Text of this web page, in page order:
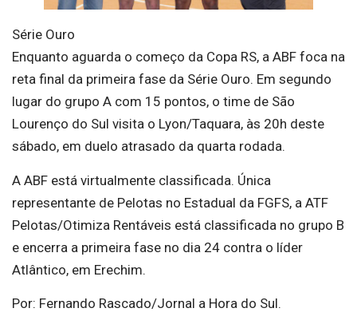
Série Ouro
Enquanto aguarda o começo da Copa RS, a ABF foca na
reta final da primeira fase da Série Ouro. Em segundo
lugar do grupo A com 15 pontos, o time de São
Lourenço do Sul visita o Lyon/Taquara, às 20h deste
sábado, em duelo atrasado da quarta rodada.
A ABF está virtualmente classificada. Única
representante de Pelotas no Estadual da FGFS, a ATF
Pelotas/Otimiza Rentáveis está classificada no grupo B
e encerra a primeira fase no dia 24 contra o líder
Atlântico, em Erechim.
Por: Fernando Rascado/Jornal a Hora do Sul.